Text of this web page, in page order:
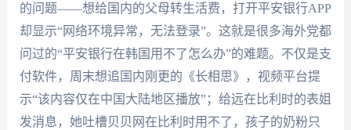
的问题——想给国内的父母转生活费，打开平安银行APP
却显示“网络环境异常，无法登录”。这就是很多海外党都
问过的“平安银行在韩国用不了怎么办”的难题。不仅是支
付软件，周末想追国内刚更的《长相思》，视频平台提
示“该内容仅在中国大陆地区播放”；给远在比利时的表姐
发消息，她吐槽贝贝网在比利时用不了，孩子的奶粉只